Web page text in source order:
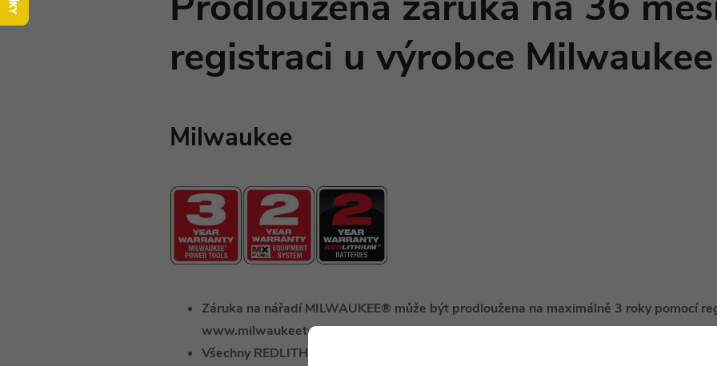
registraci u výrobce Milwaukee
Milwaukee
Záruka na nářadí MILWAUKEE® může být prodloužena na maximálně 3 roky pomocí
www.milwaukeetool.eu.
Všechny REDLITHIUM™ baterie MILWAUKEE® včetně baterií MX FUEL™ mají